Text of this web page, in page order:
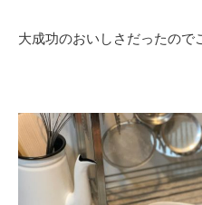
大成功のおいしさだったので